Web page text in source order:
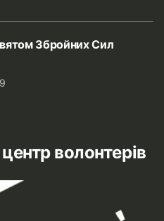
Збройних Сил
волонтерів